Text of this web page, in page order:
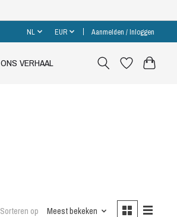
NL EUR Aanmelden / Inloggen
ONS VERHAAL
Sorteren op Meest bekeken